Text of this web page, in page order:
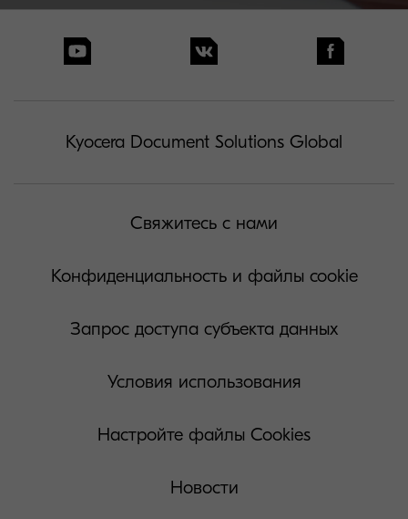
Kyocera Document Solutions Global
Свяжитесь с нами
Конфиденциальность и файлы cookie
Запрос доступа субъекта данных
Условия использования
Настройте файлы Cookies
Новости